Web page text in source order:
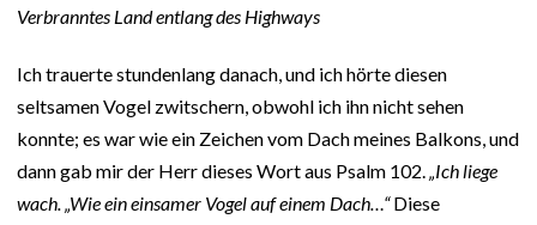
Verbranntes Land entlang des Highways
Ich trauerte stundenlang danach, und ich hörte diesen
seltsamen Vogel zwitschern, obwohl ich ihn nicht sehen
konnte; es war wie ein Zeichen vom Dach meines Balkons, und
dann gab mir der Herr dieses Wort aus Psalm 102.„Ich liege
wach. „Wie ein einsamer Vogel auf einem Dach…“Diese